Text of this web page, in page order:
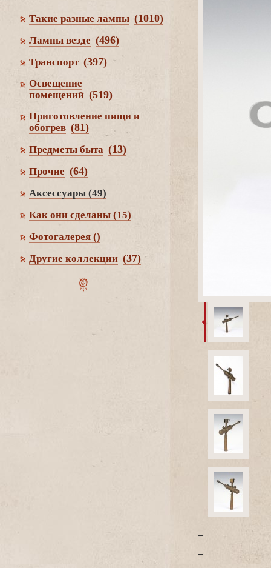
Такие разные лампы (1010)
Лампы везде (496)
Транспорт (397)
Освещение
помещений (519)
Приготовление пищи и
обогре (81)
Предметы быта (13)
Прочие (64)
Аксессуары (49)
Как они сделаны (15)
Фотогалерея ()
Другие коллекции (37)
-
-